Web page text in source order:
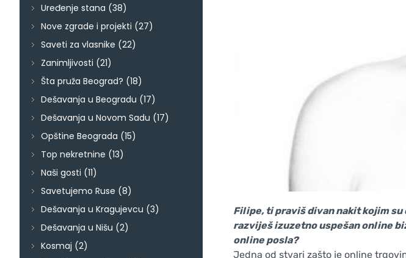
Filipe, ti praviš divan nakit kojim
razviješ izuzetno uspešan online
online posla?
Jedna od stvari zašto je online
Uređenje stana (38)
Nove zgrade i projekti (27)
Saveti za vlasnike (22)
Zanimljivosti (21)
Šta pruža Beograd? (18)
Dešavanja u Beogradu (17)
Dešavanja u Novom Sadu (17)
Opštine Beograda (15)
Top nekretnine (13)
Naši gosti (11)
Savetujemo Ruse (8)
Dešavanja u Kragujevcu (3)
Dešavanja u Nišu (2)
Kosmaj (2)